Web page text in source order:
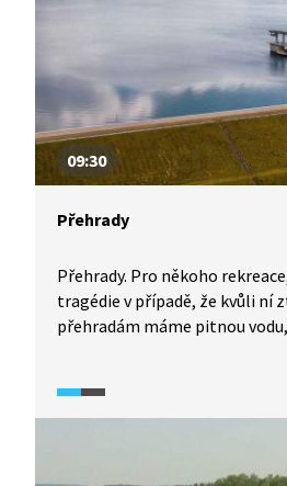
09:30
Přehrady
Přehrady. Pro někoho
tragédie v případě, že kvůli ní
přehradám máme pitnou
I přesto některé z umělých
na Želivce, Chrudimce, Jihlavě